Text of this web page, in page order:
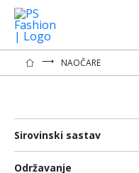
⟶ NAOČARE
Sirovinski sastav
Održavanje